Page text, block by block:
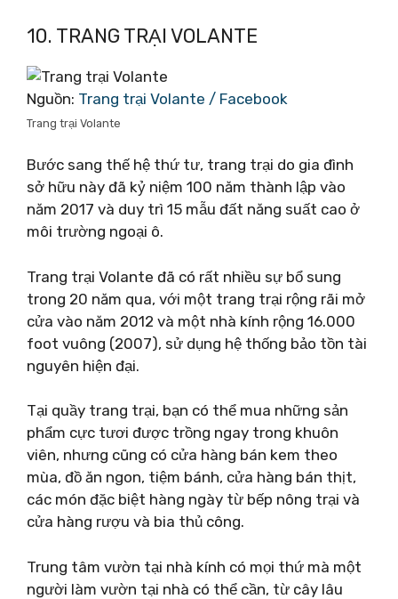
10. TRANG TRẠI VOLANTE
Nguồn: Trang trại Volante / Facebook
Trang trại Volante
Bước sang thế hệ thứ tư, trang trại do gia đình
sở hữu này đã kỷ niệm 100 năm thành lập vào
năm 2017 và duy trì 15 mẫu đất năng suất cao ở
môi trường ngoại ô.
Trang trại Volante đã có rất nhiều sự bổ sung
trong 20 năm qua, với một trang trại rộng rãi mở
cửa vào năm 2012 và một nhà kính rộng 16.000
foot vuông (2007), sử dụng hệ thống bảo tồn tài
nguyên hiện đại.
Tại quầy trang trại, bạn có thể mua những sản
phẩm cực tươi được trồng ngay trong khuôn
viên, nhưng cũng có cửa hàng bán kem theo
mùa, đồ ăn ngon, tiệm bánh, cửa hàng bán thịt,
các món đặc biệt hàng ngày từ bếp nông trại và
cửa hàng rượu và bia thủ công.
Trung tâm vườn tại nhà kính có mọi thứ mà một
người làm vườn tại nhà có thể cần, từ cây lâu